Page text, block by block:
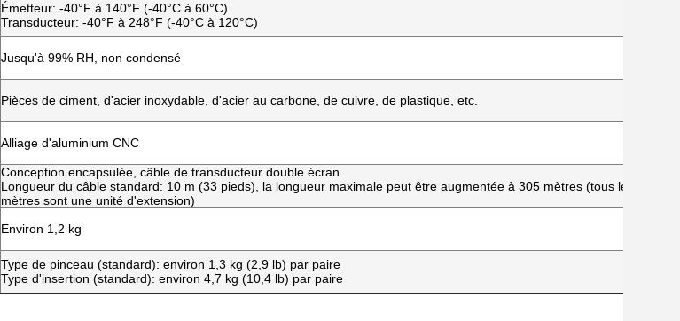
Émetteur: -40°F à 140°F (-40°C à 60°C)
Transducteur: -40°F à 248°F (-40°C à 120°C)
Jusqu'à 99% RH, non condensé
Pièces de ciment, d'acier inoxydable, d'acier au carbone, de cuivre, de plastique, etc.
Alliage d'aluminium CNC
Conception encapsulée, câble de transducteur double écran.
Longueur du câble standard: 10 m (33 pieds), la longueur maximale peut être augmentée à 305 mètres (tous les 5
mètres sont une unité d'extension)
Environ 1,2 kg
Type de pinceau (standard): environ 1,3 kg (2,9 lb) par paire
Type d'insertion (standard): environ 4,7 kg (10,4 lb) par paire